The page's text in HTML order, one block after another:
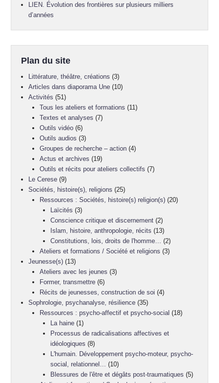
LIEN. Évolution des frontières sur plusieurs milliers
d’années
Plan du site
Littérature, théâtre, créations (3)
Articles dans diaporama Une (10)
Activités (51)
Tous les ateliers et formations (11)
Textes et analyses (7)
Outils vidéo(6)
Outils audios (3)
Groupes de recherche – action(4)
Actus et archives (19)
Outils et récits pour ateliers collectifs (7)
Le Cerese (9)
Sociétés, histoire(s), religions (25)
Ressources : Sociétés, histoire(s) religion(s)(20)
Laïcités (3)
Conscience critique et discernement (2)
Islam, histoire, anthropologie, récits (13)
Constitutions, lois, droits de l'homme…
(2)
Ateliers et formations / Société et religions (3)
Jeunesse(s) (13)
Ateliers avec les jeunes (3)
Former, transmettre(6)
Récits de jeunesses, construction de soi (4)
Sophrologie, psychanalyse, résilience (35)
Ressources : psycho-affectif et psycho-social (18)
La haine (1)
Processus de radicalisations affectives et
idéologiques (8)
L'humain. Développement psycho-moteur, psycho-
social, relationnel…
(10)
Blessures de l'être et dégâts post-traumatiques (5)